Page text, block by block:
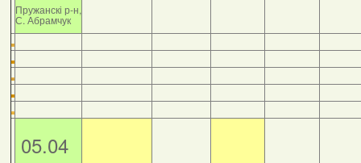
Пружанскі р-н,
С. Абрамчук
05.04